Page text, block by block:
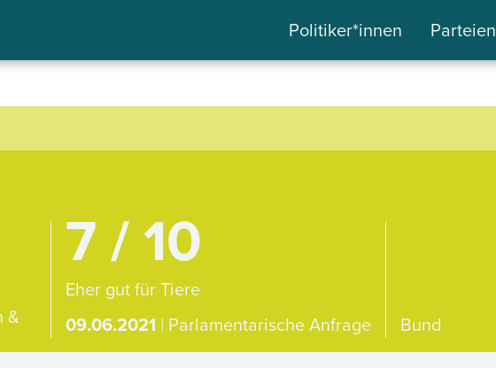
Politiker*innen Parteien
&
7 / 10
Eher gut für Tiere
09.06.2021 | Parlamentarische Anfrage Bund